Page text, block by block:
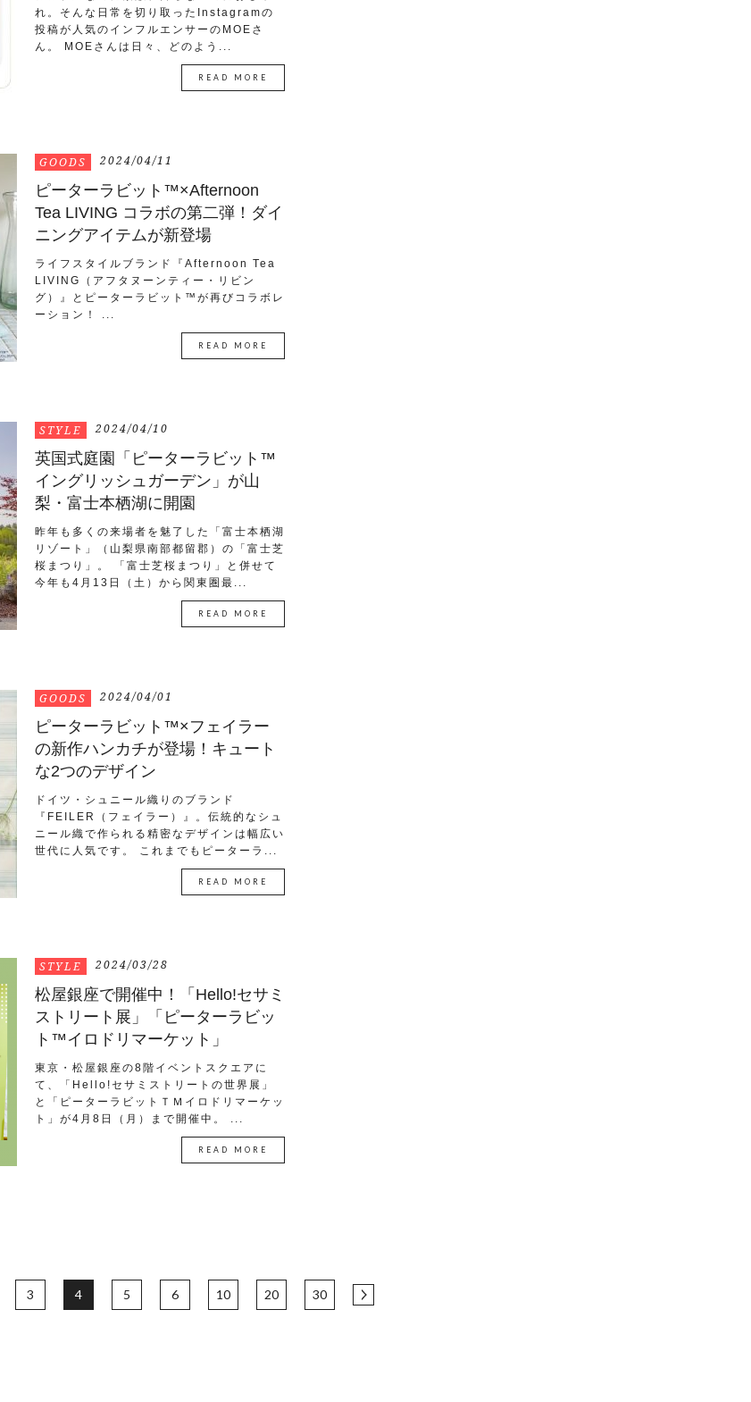
れ。そんな日常を切り取ったInstagramの
投稿が人気のインフルエンサーのMOEさ
ん。 MOEさんは日々、どのよう...
READ MORE
GOODS 2024/04/11
ピーターラビット™×Afternoon
Tea LIVING コラボの第二弾！ダイ
ニングアイテムが新登場
ライフスタイルブランド『Afternoon Tea
LIVING（アフタヌーンティー・リビン
グ）』とピーターラビット™が再びコラボレ
ーション！ ...
READ MORE
STYLE 2024/04/10
英国式庭園「ピーターラビット™
イングリッシュガーデン」が山
梨・富士本栖湖に開園
昨年も多くの来場者を魅了した「富士本栖湖
リゾート」（山梨県南部都留郡）の「富士芝
桜まつり」。 「富士芝桜まつり」と併せて
今年も4月13日（土）から関東圏最...
READ MORE
GOODS 2024/04/01
ピーターラビット™×フェイラー
の新作ハンカチが登場！キュート
な2つのデザイン
ドイツ・シュニール織りのブランド
『FEILER（フェイラー）』。伝統的なシュ
ニール織で作られる精密なデザインは幅広い
世代に人気です。 これまでもピーターラ...
READ MORE
STYLE 2024/03/28
松屋銀座で開催中！「Hello!セサミ
ストリート展」「ピーターラビッ
ト™︎イロドリマーケット」
東京・松屋銀座の8階イベントスクエアに
て、「Hello!セサミストリートの世界展」
と「ピーターラビットＴＭイロドリマーケッ
ト」が4月8日（月）まで開催中。 ...
READ MORE
3 4 5 6 10 20 30